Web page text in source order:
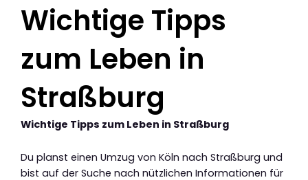
Wichtige Tipps
zum Leben in
Straßburg
Wichtige Tipps zum Leben in Straßburg
Du planst einen Umzug von Köln nach Straßburg und
bist auf der Suche nach nützlichen Informationen für